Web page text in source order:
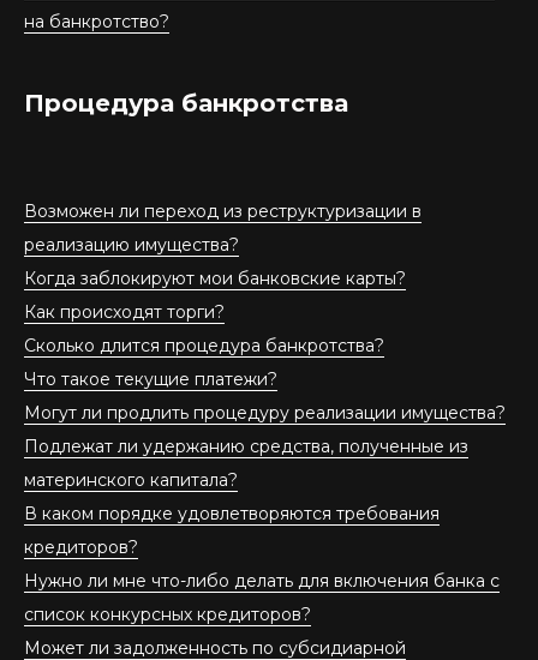
на банкротство?
Процедура банкротства
Возможен ли переход из реструктуризации в
реализацию имущества?
Когда заблокируют мои банковские карты?
Как происходят торги?
Сколько длится процедура банкротства?
Что такое текущие платежи?
Могут ли продлить процедуру реализации имущества?
Подлежат ли удержанию средства, полученные из
материнского капитала?
В каком порядке удовлетворяются требования
кредиторов?
Нужно ли мне что-либо делать для включения банка с
список конкурсных кредиторов?
Может ли задолженность по субсидиарной